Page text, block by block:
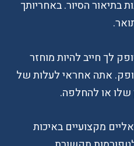
בתיאור הסיור. באחריותך
לך חייב להיות מוחזר
אתה אחראי לעלות של
שלו או להחלפה.
מקצועיים באיכות